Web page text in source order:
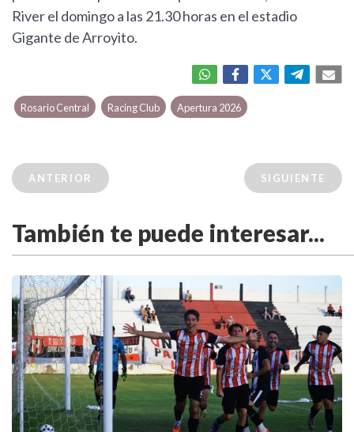
River el domingo a las 21.30 horas en el estadio
Gigante de Arroyito.
Rosario Central Racing Club Apertura 2026
ANTERIOR SIGUIENTE
También te puede interesar...